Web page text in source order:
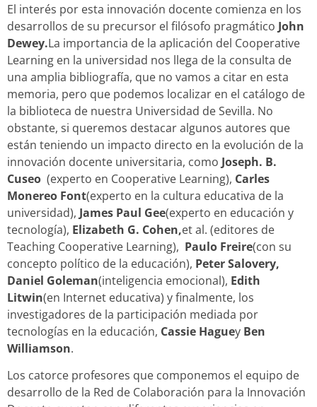
El interés por esta innovación docente comienza en los
desarrollos de su precursor el filósofo pragmático John
Dewey.La importancia de la aplicación del Cooperative
Learning en la universidad nos llega de la consulta de
una amplia bibliografía, que no vamos a citar en esta
memoria, pero que podemos localizar en el catálogo de
la biblioteca de nuestra Universidad de Sevilla. No
obstante, si queremos destacar algunos autores que
están teniendo un impacto directo en la evolución de la
innovación docente universitaria, como Joseph. B.
Cuseo (experto en Cooperative Learning), Carles
Monereo Font(experto en la cultura educativa de la
universidad), James Paul Gee(experto en educación y
tecnología), Elizabeth G. Cohen,et al. (editores de
Teaching Cooperative Learning), Paulo Freire(con su
concepto político de la educación), Peter Salovery,
Daniel Goleman(inteligencia emocional), Edith
Litwin(en Internet educativa) y finalmente, los
investigadores de la participación mediada por
tecnologías en la educación, Cassie Haguey Ben
Williamson.
Los catorce profesores que componemos el equipo de
desarrollo de la Red de Colaboración para la Innovación